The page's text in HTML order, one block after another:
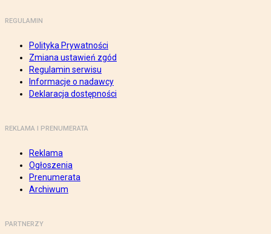
REGULAMIN
Polityka Prywatności
Zmiana ustawień zgód
Regulamin serwisu
Informacje o nadawcy
Deklaracja dostępności
REKLAMA I PRENUMERATA
Reklama
Ogłoszenia
Prenumerata
Archiwum
PARTNERZY